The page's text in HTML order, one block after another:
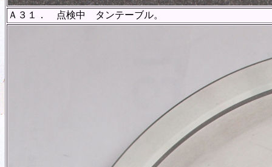
Ａ３１． 点検中 タンテーブル。